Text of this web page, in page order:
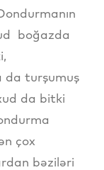
boğazda
da turşumuş
da bitki
çox
bəziləri